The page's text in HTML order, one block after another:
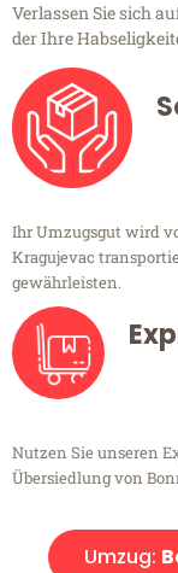
Verlassen Sie sich
der Ihre
Ihr Umzugsgut wird
Kragujevac
gewährleisten.
Nutzen Sie unseren
Übersiedlung von
Umzug: